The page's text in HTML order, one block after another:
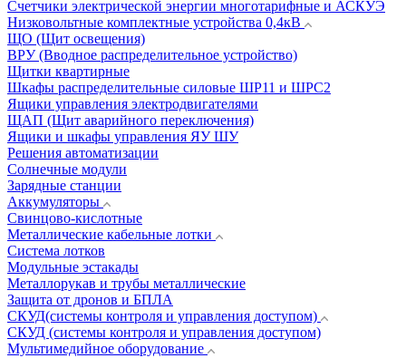
Счетчики электрической энергии многотарифные и АСКУЭ
Низковольтные комплектные устройства 0,4кВ
ЩО (Щит освещения)
ВРУ (Вводное распределительное устройство)
Щитки квартирные
Шкафы распределительные силовые ШР11 и ШРС2
Ящики управления электродвигателями
ЩАП (Щит аварийного переключения)
Ящики и шкафы управления ЯУ ШУ
Решения автоматизации
Солнечные модули
Зарядные станции
Аккумуляторы
Свинцово-кислотные
Металлические кабельные лотки
Система лотков
Модульные эстакады
Металлорукав и трубы металлические
Защита от дронов и БПЛА
СКУД(системы контроля и управления доступом)
СКУД (системы контроля и управления доступом)
Мультимедийное оборудование